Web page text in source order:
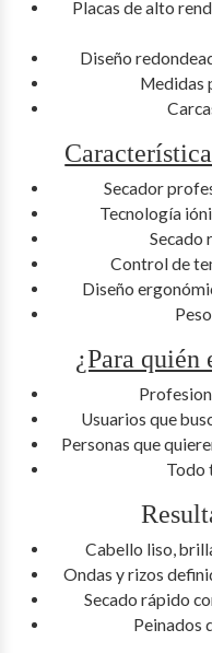
Placas de alto
Diseño
Medidas
Secador
Tecnología
Secado
Control de
Diseño
¿Para quién
Usuarios que
Personas que
Todo
Cabello liso,
Ondas y rizos
Secado rápido
Peinados